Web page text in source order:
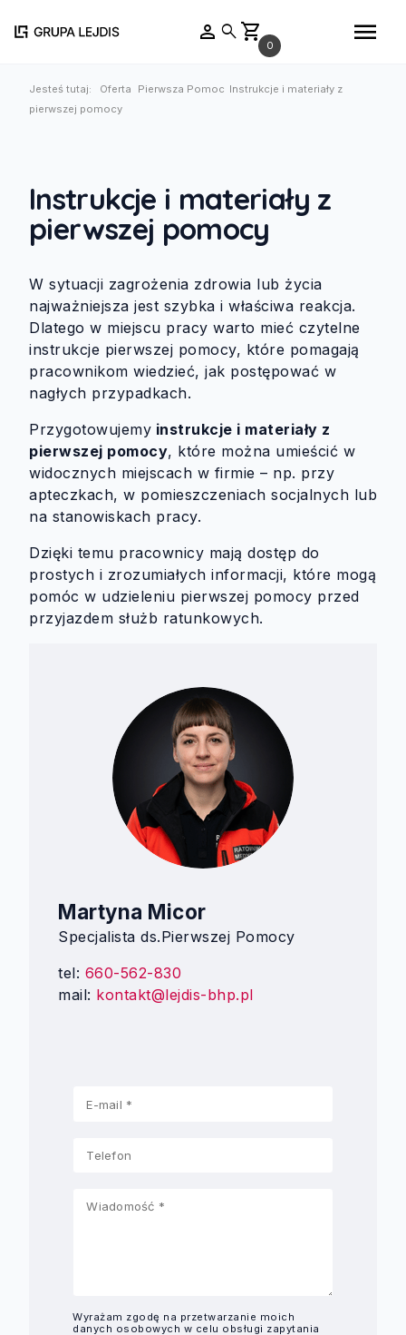
person searchshopping_cart 0 menu
Jesteś tutaj: Oferta Pierwsza Pomoc Instrukcje i materiały z
pierwszej pomocy
Instrukcje i materiały z
pierwszej pomocy
W sytuacji zagrożenia zdrowia lub życia
najważniejsza jest szybka i właściwa reakcja.
Dlatego w miejscu pracy warto mieć czytelne
instrukcje pierwszej pomocy, które pomagają
pracownikom wiedzieć, jak postępować w
nagłych przypadkach.
Przygotowujemy instrukcje i materiały z
pierwszej pomocy, które można umieścić w
widocznych miejscach w firmie – np. przy
apteczkach, w pomieszczeniach socjalnych lub
na stanowiskach pracy.
Dzięki temu pracownicy mają dostęp do
prostych i zrozumiałych informacji, które mogą
pomóc w udzieleniu pierwszej pomocy przed
przyjazdem służb ratunkowych.
Martyna Micor
Specjalista ds.Pierwszej Pomocy
tel: 660-562-830
mail: kontakt@lejdis-bhp.pl
Wyrażam zgodę na przetwarzanie moich
danych osobowych w celu obsługi zapytania